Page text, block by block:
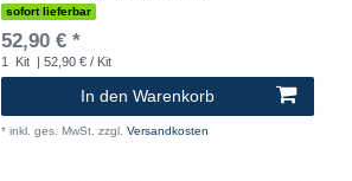
sofort lieferbar
52,90 € *
1 Kit | 52,90 € / Kit
In den Warenkorb
* inkl. ges. MwSt. zzgl. Versandkosten